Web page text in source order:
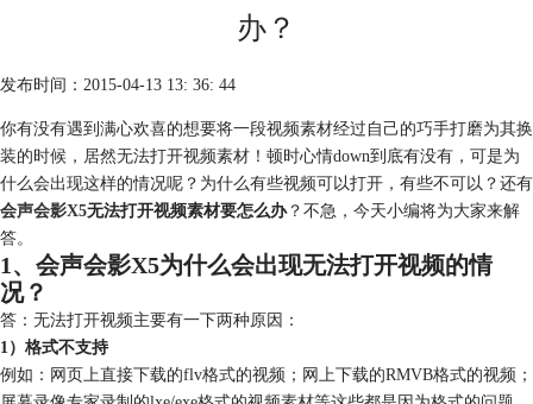
办？
发布时间：2015-04-13 13: 36: 44
你有没有遇到满心欢喜的想要将一段视频素材经过自己的巧手打磨为其换
装的时候，居然无法打开视频素材！顿时心情down到底有没有，可是为
什么会出现这样的情况呢？为什么有些视频可以打开，有些不可以？还有
会声会影X5无法打开视频素材要怎么办？不急，今天小编将为大家来解
答。
1、会声会影X5为什么会出现无法打开视频的情
况？
答：无法打开视频主要有一下两种原因：
1）格式不支持
例如：网页上直接下载的flv格式的视频；网上下载的RMVB格式的视频；